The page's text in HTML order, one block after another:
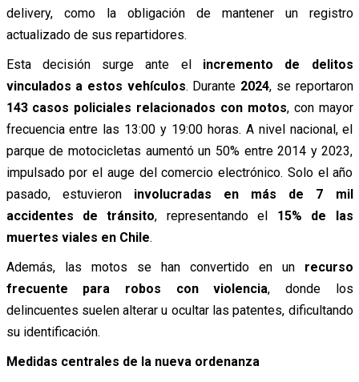
delivery, como la obligación de mantener un registro
actualizado de sus repartidores.
Esta decisión surge ante elincremento de delitos
vinculados a estos vehículos. Durante 2024, se reportaron
143 casos policiales relacionados con motos, con mayor
frecuencia entre las 13:00 y 19:00 horas. A nivel nacional, el
parque de motocicletas aumentó un 50% entre 2014 y 2023,
impulsado por el auge del comercio electrónico. Solo el año
pasado, estuvieroninvolucradas en más de 7 mil
accidentes de tránsito, representando el 15% de las
muertes viales en Chile.
Además, las motos se han convertido en unrecurso
frecuente para robos con violencia, donde los
delincuentes suelen alterar u ocultar las patentes, dificultando
su identificación.
Medidas centrales de la nueva ordenanza